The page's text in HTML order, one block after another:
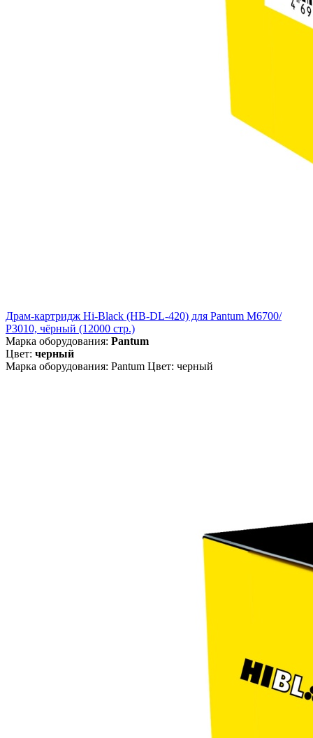
Драм-картридж Hi-Black (HB-DL-420) для Pantum M6700/
P3010, чёрный (12000 стр.)
Марка оборудования: Pantum
Цвет: черный
Марка оборудования: Pantum Цвет: черный